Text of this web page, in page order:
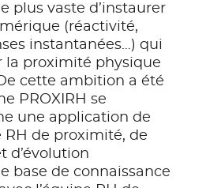
plus vaste d’instaurer
(réactivité,
instantanées…) qui
la proximité physique
cette ambition a été
PROXIRH se
une application de
RH de proximité, de
d’évolution
base de connaissance